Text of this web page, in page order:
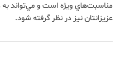
مناسبت‌هاي ويژه است و مي‌تواند به
عزيزانتان نيز در نظر گرفته شود.